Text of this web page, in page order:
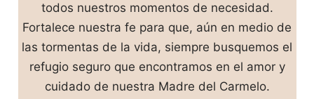
todos nuestros momentos de necesidad.
Fortalece nuestra fe para que, aún en medio de
las tormentas de la vida, siempre busquemos el
refugio seguro que encontramos en el amor y
cuidado de nuestra Madre del Carmelo.